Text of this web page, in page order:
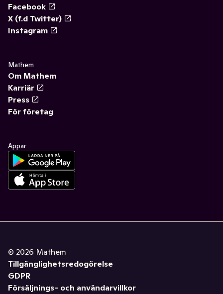
Facebook
X (f.d Twitter)
Instagram
Mathem
Om Mathem
Karriär
Press
För företag
Appar
© 2026 Mathem
Tillgänglighetsredogörelse
GDPR
Försäljnings- och användarvillkor